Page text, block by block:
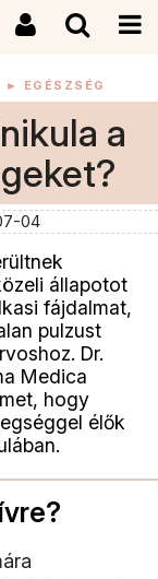
► EGÉSZSÉG
a
04
állapotot
fájdalmat,
pulzust
Dr.
Medica
hogy
élők